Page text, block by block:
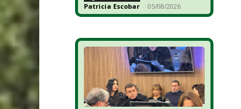
Patricia Escobar - 05/08/2026